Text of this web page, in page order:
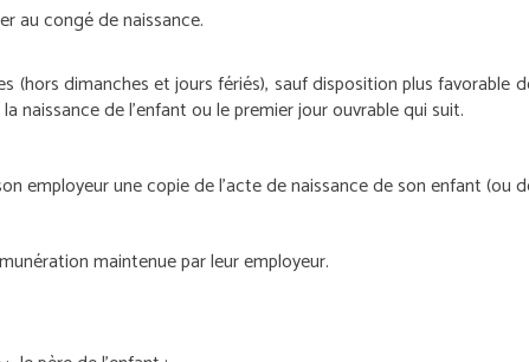
au congé de naissance.
(hors dimanches et jours fériés), sauf disposition plus favorable
naissance de l’enfant ou le premier jour ouvrable qui suit.
employeur une copie de l’acte de naissance de son enfant (ou
maintenue par leur employeur.